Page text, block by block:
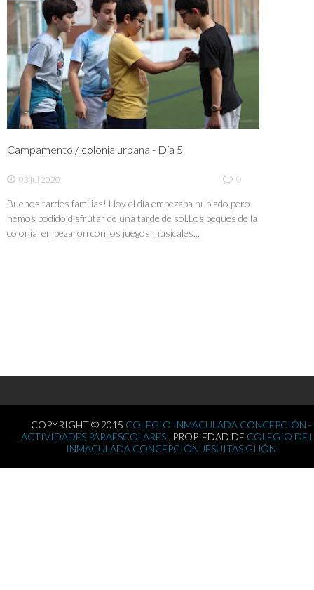
Campamento / colonia urbana - Día 5
03 jul 2020 0
Buenos tardes familias! Hoy el día empezaba nublado pero
hemos podido disfrutar de una tarde de sol.Los peques de la
colonia empezaron con los juegos musicales...
COPYRIGHT © 2015 COLEGIO INMACULADA CONCEPCIÓN -
ACTIVIDADES PARAESCOLARES . PROPIEDAD DE COLEGIO DE
INMACULADA CONCEPCIÓN JESUITAS GIJÓN